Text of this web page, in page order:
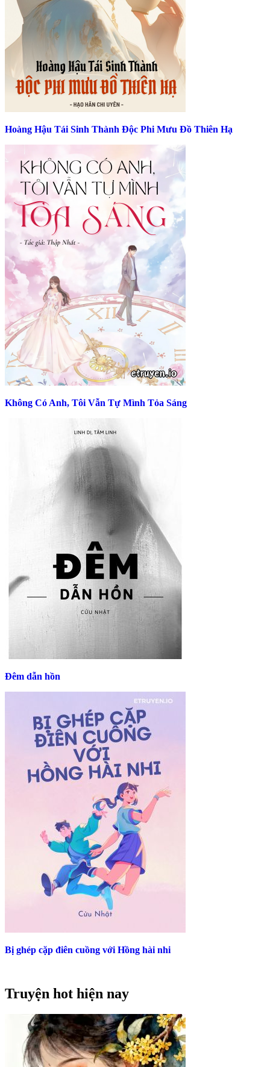
Hoàng Hậu Tái Sinh Thành Độc Phi Mưu Đồ Thiên Hạ
Không Có Anh, Tôi Vẫn Tự Mình Tỏa Sáng
Đêm dẫn hồn
Bị ghép cặp điên cuồng với Hồng hài nhi
Truyện hot hiện nay